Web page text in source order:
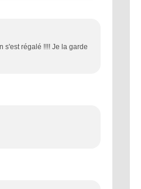
s'est régalé !!!! Je la garde